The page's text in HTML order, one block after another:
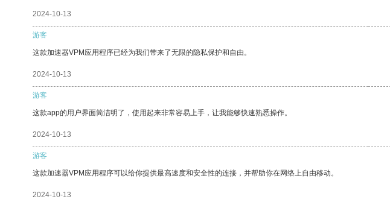
2024-10-13
游客
这款加速器VPM应用程序已经为我们带来了无限的隐私保护和自由。
2024-10-13
游客
这款app的用户界面简洁明了，使用起来非常容易上手，让我能够快速熟悉操作。
2024-10-13
游客
这款加速器VPM应用程序可以给你提供最高速度和安全性的连接，并帮助你在网络上自由移动。
2024-10-13